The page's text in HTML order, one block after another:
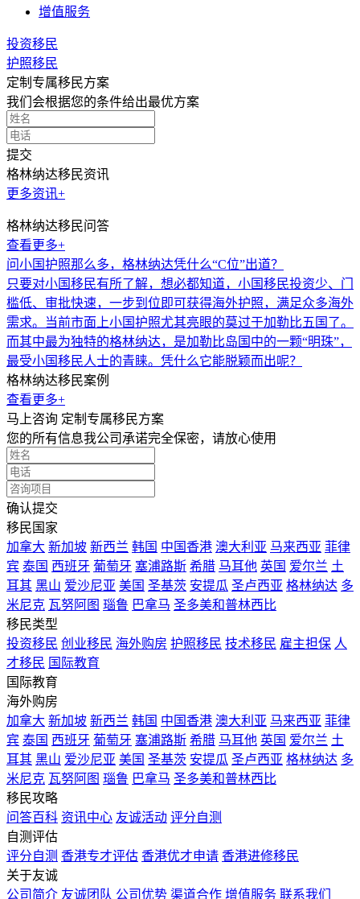
增值服务
投资移民
护照移民
定制专属移民方案
我们会根据您的条件给出最优方案
提交
格林纳达移民资讯
更多资讯+
格林纳达移民问答
查看更多+
问小国护照那么多，格林纳达凭什么“C位”出道？
只要对小国移民有所了解，想必都知道，小国移民投资少、门
槛低、审批快速，一步到位即可获得海外护照，满足众多海外
需求。当前市面上小国护照尤其亮眼的莫过于加勒比五国了。
而其中最为独特的格林纳达，是加勒比岛国中的一颗“明珠”，
最受小国移民人士的青睐。凭什么它能脱颖而出呢？
格林纳达移民案例
查看更多+
马上咨询 定制专属移民方案
您的所有信息我公司承诺完全保密，请放心使用
确认提交
移民国家
加拿大 新加坡 新西兰 韩国 中国香港 澳大利亚 马来西亚 菲律
宾 泰国 西班牙 葡萄牙 塞浦路斯 希腊 马耳他 英国 爱尔兰 土
耳其 黑山 爱沙尼亚 美国 圣基茨 安提瓜 圣卢西亚 格林纳达 多
米尼克 瓦努阿图 瑙鲁 巴拿马 圣多美和普林西比
移民类型
投资移民 创业移民 海外购房 护照移民 技术移民 雇主担保 人
才移民 国际教育
国际教育
海外购房
加拿大 新加坡 新西兰 韩国 中国香港 澳大利亚 马来西亚 菲律
宾 泰国 西班牙 葡萄牙 塞浦路斯 希腊 马耳他 英国 爱尔兰 土
耳其 黑山 爱沙尼亚 美国 圣基茨 安提瓜 圣卢西亚 格林纳达 多
米尼克 瓦努阿图 瑙鲁 巴拿马 圣多美和普林西比
移民攻略
问答百科 资讯中心 友诚活动 评分自测
自测评估
评分自测 香港专才评估 香港优才申请 香港进修移民
关于友诚
公司简介 友诚团队 公司优势 渠道合作 增值服务 联系我们